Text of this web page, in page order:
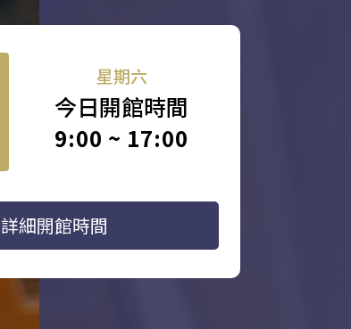
星期六
今日開館時間
9:00 ~ 17:00
詳細開館時間